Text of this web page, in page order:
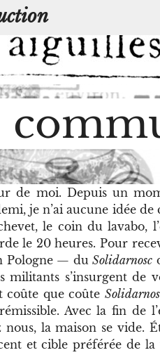
de moi. Depuis un
je n’ai aucune idée de
le coin du lavabo,
le 20 heures. Pour
Pologne — duSolidarnosc
s’insurgent de
coûte que coûte
Avec la fin de
la maison se vide.
et cible préférée de